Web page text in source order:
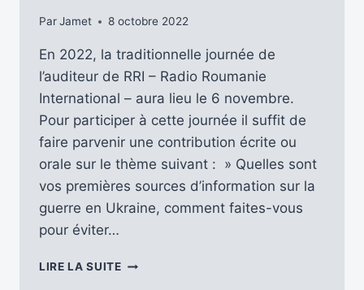
ParJamet 8 octobre 2022
En 2022, la traditionnelle journée de
l’auditeur de RRI – Radio Roumanie
International – aura lieu le 6 novembre.
Pour participer à cette journée il suffit de
faire parvenir une contribution écrite ou
orale sur le thème suivant : » Quelles sont
vos premières sources d’information sur la
guerre en Ukraine, comment faites-vous
pour éviter…
LIRE LA SUITEPARTICIPEZ